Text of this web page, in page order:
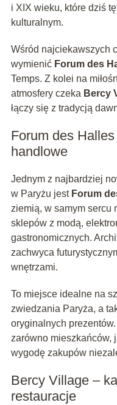
i XIX wieku, które dziś
kulturalnym.
Wśród najciekawszych
wymienić Forum des
Temps. Z kolei na
atmosfery czeka Bercy
łączy się z tradycją
Forum des
handlowe
Jednym z najbardziej
w Paryżu jest Forum
ziemią, w samym sercu
sklepów z modą,
gastronomicznych.
zachwyca
wnętrzami.
To miejsce idealne na
zwiedzania Paryża, a
oryginalnych
zarówno mieszkańców,
wygodę zakupów
Bercy Village –
restauracje